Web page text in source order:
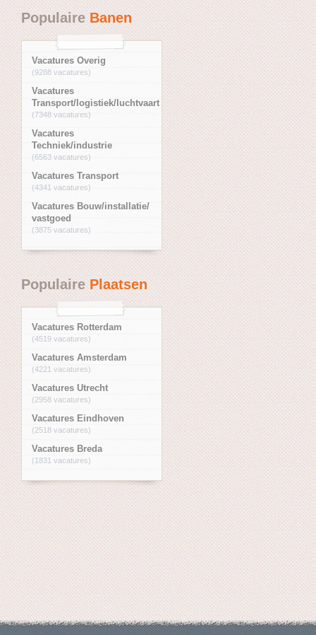
PopulaireBanen
Vacatures Overig
(9288 vacatures)
Vacatures
Transport/logistiek/luchtvaart
(7348 vacatures)
Vacatures
Techniek/industrie
(6563 vacatures)
Vacatures Transport
(4341 vacatures)
Vacatures Bouw/installatie/
vastgoed
(3875 vacatures)
PopulairePlaatsen
Vacatures Rotterdam
(4519 vacatures)
Vacatures Amsterdam
(4221 vacatures)
Vacatures Utrecht
(2958 vacatures)
Vacatures Eindhoven
(2518 vacatures)
Vacatures Breda
(1831 vacatures)